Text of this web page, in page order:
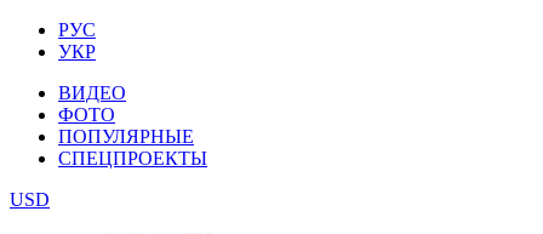
РУС
УКР
ВИДЕО
ФОТО
ПОПУЛЯРНЫЕ
СПЕЦПРОЕКТЫ
USD